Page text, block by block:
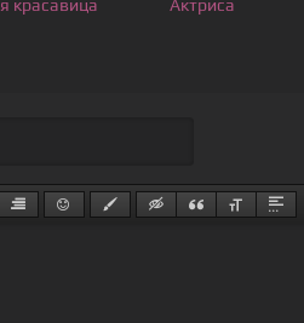
красавица Актриса